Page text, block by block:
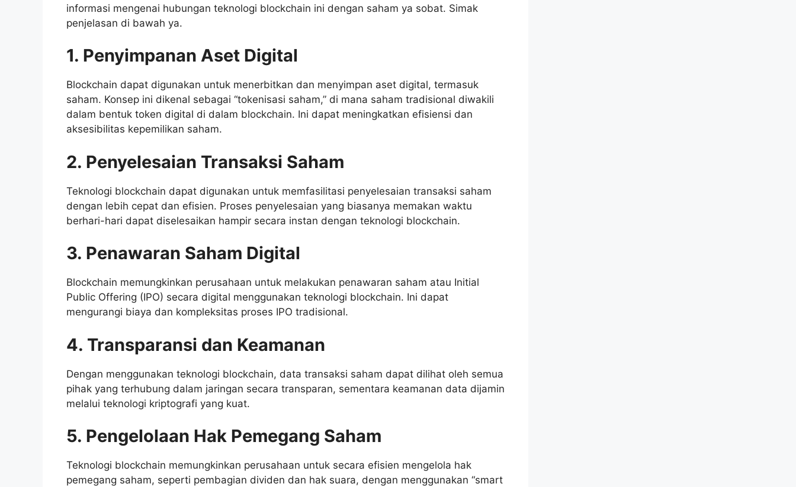
informasi mengenai hubungan teknologi blockchain ini dengan saham ya sobat. Simak
penjelasan di bawah ya.
1. Penyimpanan Aset Digital
Blockchain dapat digunakan untuk menerbitkan dan menyimpan aset digital, termasuk
saham. Konsep ini dikenal sebagai “tokenisasi saham,” di mana saham tradisional diwakili
dalam bentuk token digital di dalam blockchain. Ini dapat meningkatkan efisiensi dan
aksesibilitas kepemilikan saham.
2. Penyelesaian Transaksi Saham
Teknologi blockchain dapat digunakan untuk memfasilitasi penyelesaian transaksi saham
dengan lebih cepat dan efisien. Proses penyelesaian yang biasanya memakan waktu
berhari-hari dapat diselesaikan hampir secara instan dengan teknologi blockchain.
3. Penawaran Saham Digital
Blockchain memungkinkan perusahaan untuk melakukan penawaran saham atau Initial
Public Offering (IPO) secara digital menggunakan teknologi blockchain. Ini dapat
mengurangi biaya dan kompleksitas proses IPO tradisional.
4. Transparansi dan Keamanan
Dengan menggunakan teknologi blockchain, data transaksi saham dapat dilihat oleh semua
pihak yang terhubung dalam jaringan secara transparan, sementara keamanan data dijamin
melalui teknologi kriptografi yang kuat.
5. Pengelolaan Hak Pemegang Saham
Teknologi blockchain memungkinkan perusahaan untuk secara efisien mengelola hak
pemegang saham, seperti pembagian dividen dan hak suara, dengan menggunakan “smart